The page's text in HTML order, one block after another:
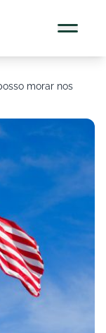
morar nos